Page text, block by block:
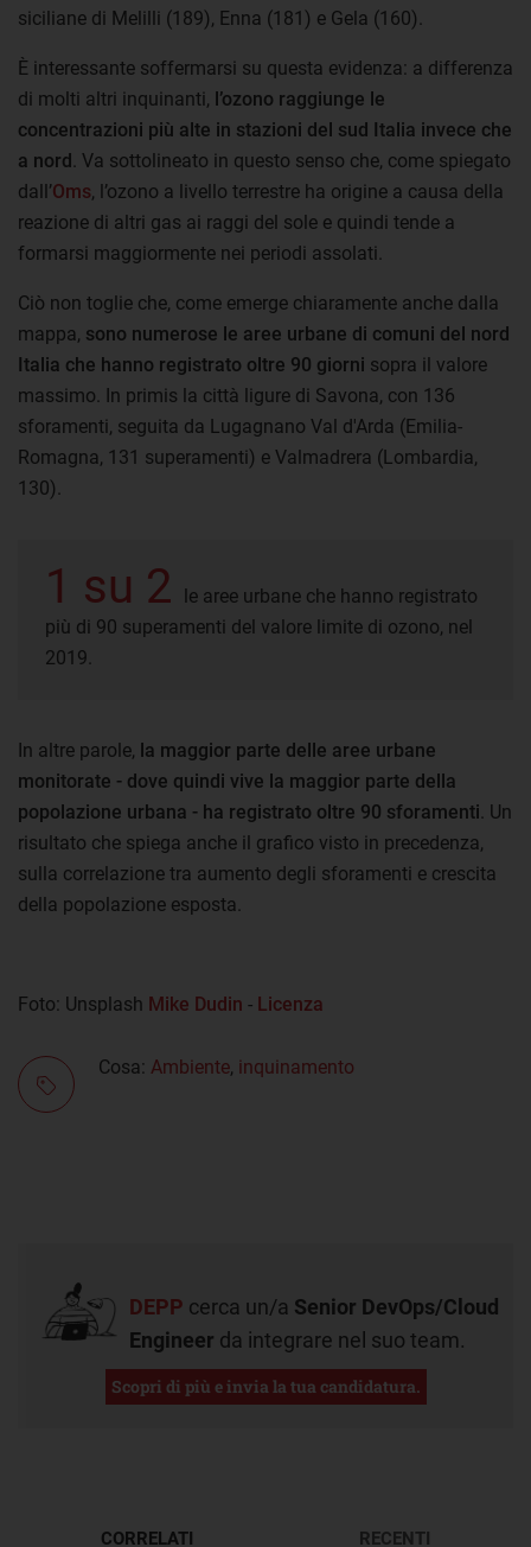
siciliane di Melilli (189), Enna (181) e Gela (160).
È interessante soffermarsi su questa evidenza: a differenza
di molti altri inquinanti, l’ozono raggiunge le
concentrazioni più alte in stazioni del sud Italia invece che
a nord . Va sottolineato in questo senso che, come spiegato
dall’Oms, l’ozono a livello terrestre ha origine a causa della
reazione di altri gas ai raggi del sole e quindi tende a
formarsi maggiormente nei periodi assolati.
Ciò non toglie che, come emerge chiaramente anche dalla
mappa, sono numerose le aree urbane di comuni del nord
Italia che hanno registrato oltre 90 giorni sopra il valore
massimo. In primis la città ligure di Savona, con 136
sforamenti, seguita da Lugagnano Val d'Arda (Emilia-
Romagna, 131 superamenti) e Valmadrera (Lombardia,
130).
1 su 2
le aree urbane che hanno registrato
più di 90 superamenti del valore limite di ozono, nel
2019.
In altre parole, la maggior parte delle aree urbane
monitorate - dove quindi vive la maggior parte della
popolazione urbana - ha registrato oltre 90 sforamenti . Un
risultato che spiega anche il grafico visto in precedenza,
sulla correlazione tra aumento degli sforamenti e crescita
della popolazione esposta.
Foto: Unsplash Mike Dudin - Licenza
Cosa: Ambiente, inquinamento
DEPP cerca un/a Senior DevOps/Cloud
Engineer da integrare nel suo team.
Scopri di più e invia la tua candidatura.
CORRELATI RECENTI